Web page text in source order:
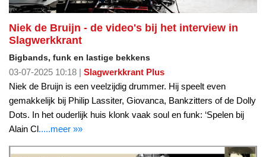
Niek de Bruijn - de video's bij het interview in
Slagwerkkrant
Bigbands, funk en lastige bekkens
03-07-2025 10:18 | Slagwerkkrant Plus
Niek de Bruijn is een veelzijdig drummer. Hij speelt even
gemakkelijk bij Philip Lassiter, Giovanca, Bankzitters of de Dolly
Dots. In het ouderlijk huis klonk vaak soul en funk: ‘Spelen bij
Alain Cl.....meer »»